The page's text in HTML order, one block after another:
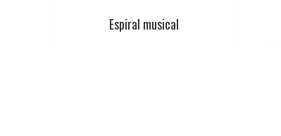
Espiral musical